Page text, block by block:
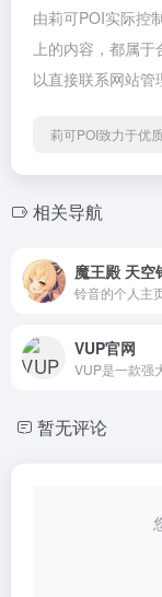
由莉可POI实际控
上的内容，都属
以直接联系网站管
莉可POI致力于优
相关导航
魔王殿 天空
VUP官网
暂无评论